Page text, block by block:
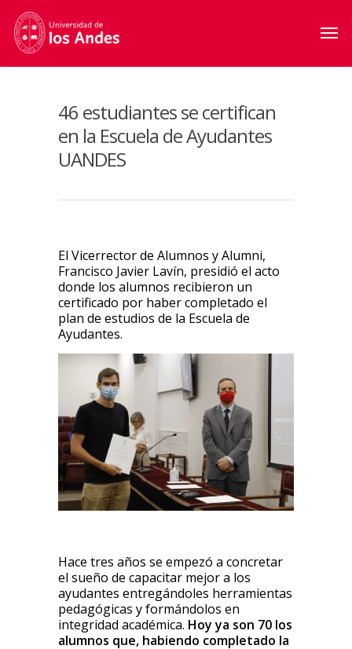
46 estudiantes se certifican
en la Escuela de Ayudantes
UANDES
El Vicerrector de Alumnos y Alumni,
Francisco Javier Lavín, presidió el acto
donde los alumnos recibieron un
certificado por haber completado el
plan de estudios de la Escuela de
Ayudantes.
Hace tres años se empezó a concretar
el sueño de capacitar mejor a los
ayudantes entregándoles herramientas
pedagógicas y formándolos en
integridad académica. Hoy ya son 70 los
alumnos que, habiendo completado la